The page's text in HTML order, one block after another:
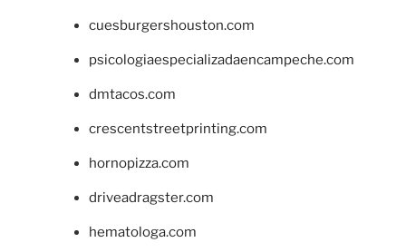
cuesburgershouston.com
psicologiaespecializadaencampeche.com
dmtacos.com
crescentstreetprinting.com
hornopizza.com
driveadragster.com
hematologa.com